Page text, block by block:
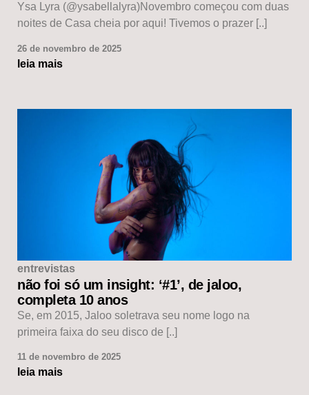
Ysa Lyra (@ysabellalyra)Novembro começou com duas
noites de Casa cheia por aqui! Tivemos o prazer [..]
26 de novembro de 2025
leia mais
entrevistas
não foi só um insight: ‘#1’, de jaloo,
completa 10 anos
Se, em 2015, Jaloo soletrava seu nome logo na
primeira faixa do seu disco de [..]
11 de novembro de 2025
leia mais